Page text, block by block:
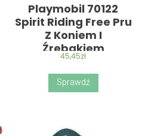
Playmobil 70122
Spirit Riding Free Pru
Z Koniem I
Źrebakiem
45,45zł
Sprawdź